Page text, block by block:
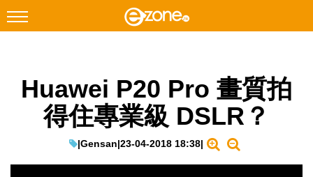
Facebook Instagram
科技焦點
遊戲動漫
Huawei P20 Pro 畫質拍
得住專業級 DSLR？
|Gensan|23-04-2018 18:38|